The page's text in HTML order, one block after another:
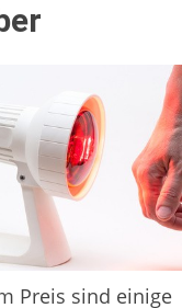
Preis sind einige